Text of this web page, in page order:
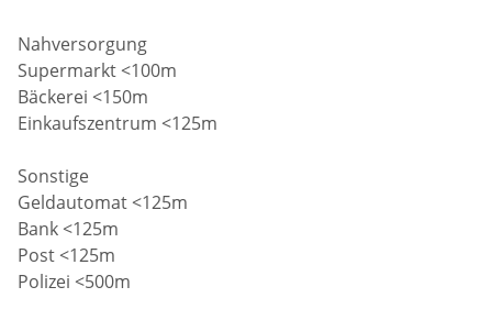
Nahversorgung
Supermarkt <100m
Bäckerei <150m
Einkaufszentrum <125m
Sonstige
Geldautomat <125m
Bank <125m
Post <125m
Polizei <500m